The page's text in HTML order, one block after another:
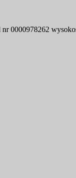
0000978262